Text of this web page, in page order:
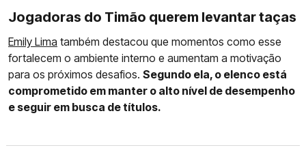
Jogadoras do Timão querem levantar taças
Emily Lima também destacou que momentos como esse
fortalecem o ambiente interno e aumentam a motivação
para os próximos desafios. Segundo ela, o elenco está
comprometido em manter o alto nível de desempenho
e seguir em busca de títulos.